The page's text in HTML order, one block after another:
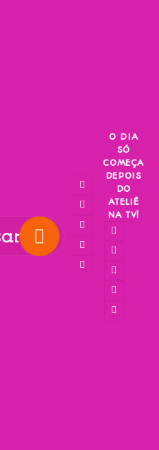
O DIA
SÓ
COMEÇA
DEPOIS
DO
ATELIÊ
NA TV!